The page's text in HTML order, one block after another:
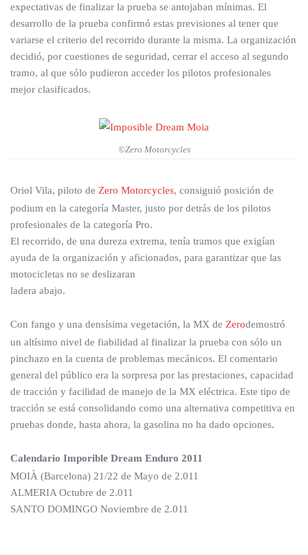
expectativas de finalizar la prueba se antojaban mínimas. El
desarrollo de la prueba confirmó estas previsiones al tener que
variarse el criterio del recorrido durante la misma. La organización
decidió, por cuestiones de seguridad, cerrar el acceso al segundo
tramo, al que sólo pudieron acceder los pilotos profesionales
mejor clasificados.
©Zero Motorcycles
Oriol Vila, piloto de Zero Motorcycles, consiguió posición de
podium en la categoría Master, justo por detrás de los pilotos
profesionales de la categoría Pro.
El recorrido, de una dureza extrema, tenía tramos que exigían
ayuda de la organización y aficionados, para garantizar que las
motocicletas no se deslizaran
ladera abajo.
Con fango y una densísima vegetación, la MX de Zerodemostró
un altísimo nivel de fiabilidad al finalizar la prueba con sólo un
pinchazo en la cuenta de problemas mecánicos. El comentario
general del público era la sorpresa por las prestaciones, capacidad
de tracción y facilidad de manejo de la MX eléctrica. Este tipo de
tracción se está consolidando como una alternativa competitiva en
pruebas donde, hasta ahora, la gasolina no ha dado opciones.
Calendario Imporible Dream Enduro 2011
MOIÀ (Barcelona) 21/22 de Mayo de 2.011
ALMERIA Octubre de 2.011
SANTO DOMINGO Noviembre de 2.011